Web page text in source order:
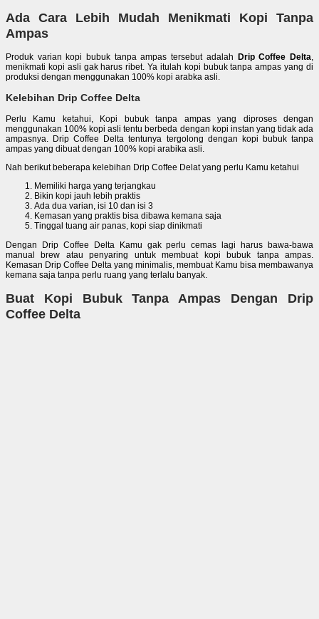
Ada Cara Lebih Mudah Menikmati Kopi Tanpa
Ampas
Produk varian kopi bubuk tanpa ampas tersebut adalah Drip Coffee Delta,
menikmati kopi asli gak harus ribet. Ya itulah kopi bubuk tanpa ampas yang di
produksi dengan menggunakan 100% kopi arabka asli.
Kelebihan Drip Coffee Delta
Perlu Kamu ketahui, Kopi bubuk tanpa ampas yang diproses dengan
menggunakan 100% kopi asli tentu berbeda dengan kopi instan yang tidak ada
ampasnya. Drip Coffee Delta tentunya tergolong dengan kopi bubuk tanpa
ampas yang dibuat dengan 100% kopi arabika asli.
Nah berikut beberapa kelebihan Drip Coffee Delat yang perlu Kamu ketahui
Memiliki harga yang terjangkau
Bikin kopi jauh lebih praktis
Ada dua varian, isi 10 dan isi 3
Kemasan yang praktis bisa dibawa kemana saja
Tinggal tuang air panas, kopi siap dinikmati
Dengan Drip Coffee Delta Kamu gak perlu cemas lagi harus bawa-bawa
manual brew atau penyaring untuk membuat kopi bubuk tanpa ampas.
Kemasan Drip Coffee Delta yang minimalis, membuat Kamu bisa membawanya
kemana saja tanpa perlu ruang yang terlalu banyak.
Buat Kopi Bubuk Tanpa Ampas Dengan Drip
Coffee Delta